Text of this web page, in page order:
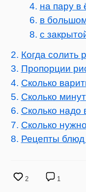
на пару в
в
с
Когда солить
Пропорции
Сколько
Сколько
Сколько надо
Сколько
Рецепты
2 1